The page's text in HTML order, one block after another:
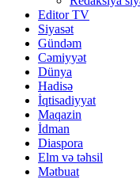
Editor TV
Siyasət
Gündəm
Cəmiyyət
Dünya
Hadisə
İqtisadiyyat
Maqazin
İdman
Diaspora
Elm və təhsil
Mətbuat